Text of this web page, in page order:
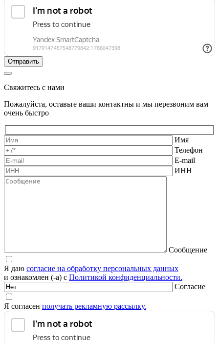
Свяжитесь с нами
Пожалуйста, оставьте ваши контактны и мы перезвоним вам
очень быстро
Имя
Телефон
E-mail
ИНН
Сообщение
Я даю согласие на обработку персональных данных
и ознакомлен (-а) с Политикой конфиденциальности.
Согласие
Я согласен получать рекламную рассылку.